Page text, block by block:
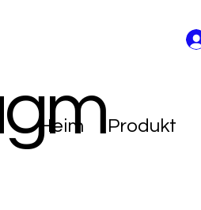
Heim Produkt